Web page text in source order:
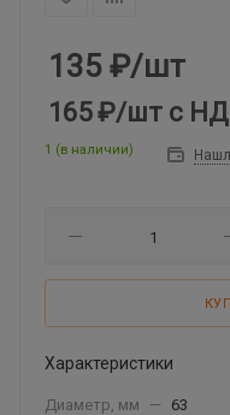
135 ₽/шт
165 ₽/шт с
1 (в наличии)
Характеристики
Диаметр, мм —
63